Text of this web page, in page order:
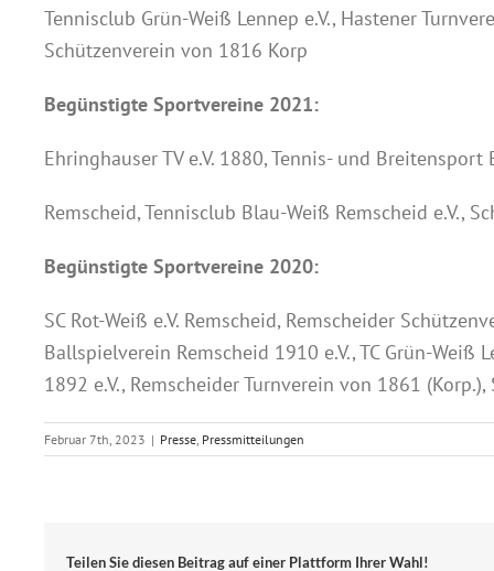
Tennisclub Grün-Weiß Lennep e.V., Hastener
Schützenverein von 1816 Korp
Begünstigte Sportvereine 2021:
Ehringhauser TV e.V. 1880, Tennis- und Breitensport
Remscheid, Tennisclub Blau-Weiß Remscheid e.V.,
Begünstigte Sportvereine 2020:
SC Rot-Weiß e.V. Remscheid, Remscheider
Ballspielverein Remscheid 1910 e.V., TC Grün-Weiß
1892 e.V., Remscheider Turnverein von 1861
Februar 7th, 2023 | Presse, Pressmitteilungen
Teilen Sie diesen Beitrag auf einer Plattform Ihrer Wahl!